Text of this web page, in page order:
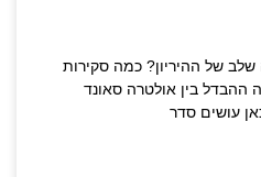
שלב של ההיריון? כמה סקירות
ההבדל בין אולטרה סאונד
עושים סדר